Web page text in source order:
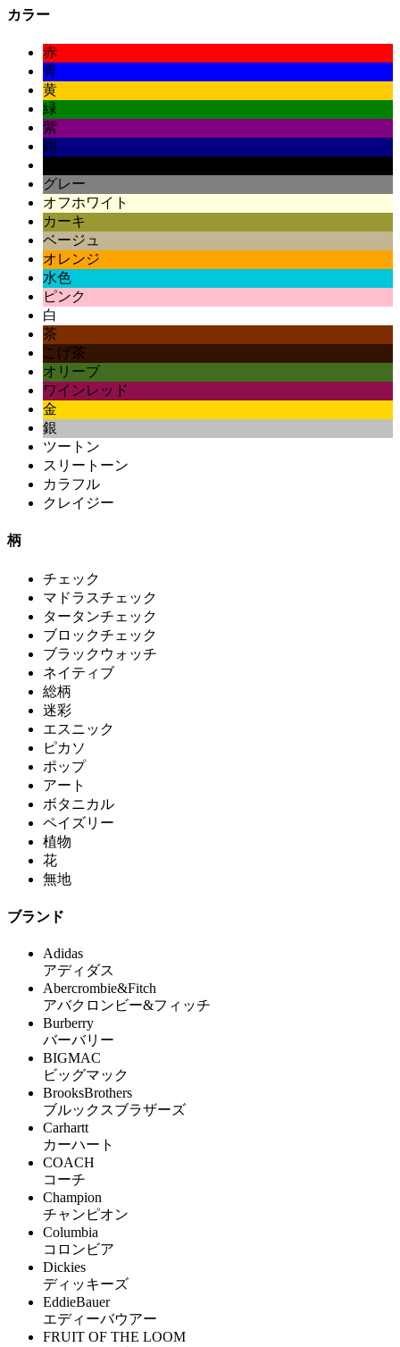
カラー
赤
青
黄
緑
紫
紺
グレー
オフホワイト
カーキ
ベージュ
オレンジ
水色
ピンク
白
茶
こげ茶
オリーブ
ワインレッド
金
銀
ツートン
スリートーン
カラフル
クレイジー
柄
チェック
マドラスチェック
タータンチェック
ブロックチェック
ブラックウォッチ
ネイティブ
総柄
迷彩
エスニック
ピカソ
ポップ
アート
ボタニカル
ペイズリー
植物
花
無地
ブランド
Adidas
アディダス
Abercrombie&Fitch
アバクロンビー&フィッチ
Burberry
バーバリー
BIGMAC
ビッグマック
BrooksBrothers
ブルックスブラザーズ
Carhartt
カーハート
COACH
コーチ
Champion
チャンピオン
Columbia
コロンビア
Dickies
ディッキーズ
EddieBauer
エディーバウアー
FRUIT OF THE LOOM